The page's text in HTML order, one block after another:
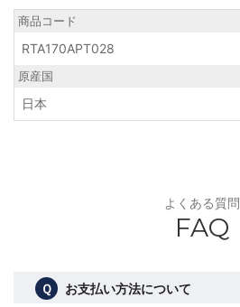
商品コード
RTA170APT028
原産国
日本
よくある質問
FAQ
Ｑ お支払い方法について